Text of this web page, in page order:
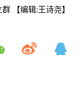
群 【编辑:王诗尧】